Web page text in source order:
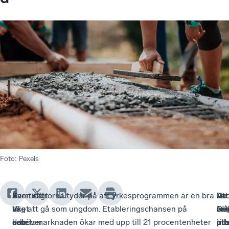
Foto: Pexels
I
riket
som
Samtidigt
är
det
–
Vi
behöver
Även siffrorna tyder på att yrkesprogrammen är en bra
väg att gå som ungdom. Etableringschansen på
arbetsmarknaden ökar med upp till 21 procentenheter
–
Att
De